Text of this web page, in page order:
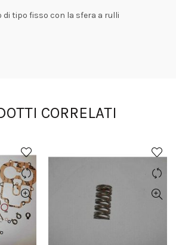
tipo fisso con la sfera a rulli
CORRELATI